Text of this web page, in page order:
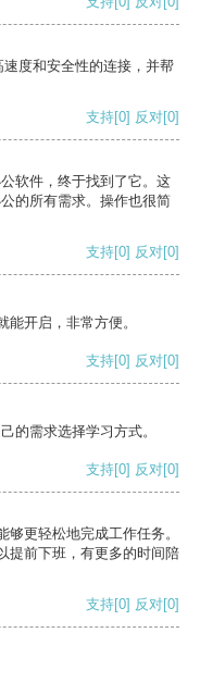
度和安全性的连接，并帮
支持[0] 反对[0]
软件，终于找到了它。这
的所有需求。操作也很简
支持[0] 反对[0]
开启，非常方便。
支持[0] 反对[0]
的需求选择学习方式。
支持[0] 反对[0]
更轻松地完成工作任务。
提前下班，有更多的时间陪
支持[0] 反对[0]